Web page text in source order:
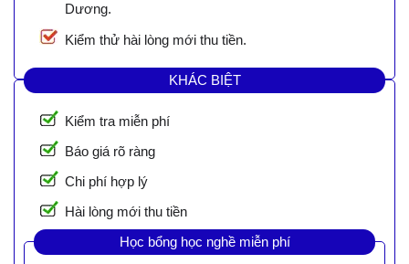
Dương.
Kiểm thử hài lòng mới thu tiền.
KHÁC BIỆT
Kiểm tra miễn phí
Báo giá rõ ràng
Chi phí hợp lý
Hài lòng mới thu tiền
Học bổng học nghề miễn phí